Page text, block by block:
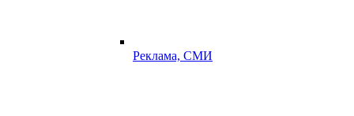
Реклама, СМИ